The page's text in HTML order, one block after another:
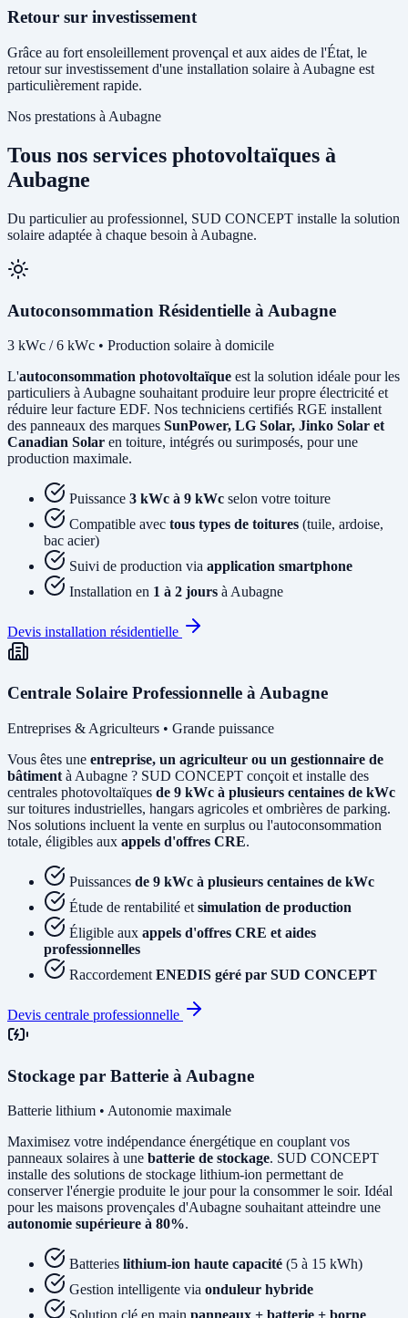
Retour sur investissement
Grâce au fort ensoleillement provençal et aux aides de l'État, le
retour sur investissement d'une installation solaire à Aubagne est
particulièrement rapide.
Nos prestations à Aubagne
Tous nos services photovoltaïques à
Aubagne
Du particulier au professionnel, SUD CONCEPT installe la solution
solaire adaptée à chaque besoin à Aubagne.
Autoconsommation Résidentielle à Aubagne
3 kWc / 6 kWc • Production solaire à domicile
L'autoconsommation photovoltaïque est la solution idéale pour les
particuliers à Aubagne souhaitant produire leur propre électricité et
réduire leur facture EDF. Nos techniciens certifiés RGE installent
des panneaux des marques SunPower, LG Solar, Jinko Solar et
Canadian Solar en toiture, intégrés ou surimposés, pour une
production maximale.
Puissance 3 kWc à 9 kWc selon votre toiture
Compatible avec tous types de toitures (tuile, ardoise,
bac acier)
Suivi de production via application smartphone
Installation en 1 à 2 jours à Aubagne
Devis installation résidentielle
Centrale Solaire Professionnelle à Aubagne
Entreprises & Agriculteurs • Grande puissance
Vous êtes une entreprise, un agriculteur ou un gestionnaire de
bâtiment à Aubagne ? SUD CONCEPT conçoit et installe des
centrales photovoltaïques de 9 kWc à plusieurs centaines de kWc
sur toitures industrielles, hangars agricoles et ombrières de parking.
Nos solutions incluent la vente en surplus ou l'autoconsommation
totale, éligibles aux appels d'offres CRE.
Puissances de 9 kWc à plusieurs centaines de kWc
Étude de rentabilité et simulation de production
Éligible aux appels d'offres CRE et aides
professionnelles
Raccordement ENEDIS géré par SUD CONCEPT
Devis centrale professionnelle
Stockage par Batterie à Aubagne
Batterie lithium • Autonomie maximale
Maximisez votre indépendance énergétique en couplant vos
panneaux solaires à une batterie de stockage. SUD CONCEPT
installe des solutions de stockage lithium-ion permettant de
conserver l'énergie produite le jour pour la consommer le soir. Idéal
pour les maisons provençales d'Aubagne souhaitant atteindre une
autonomie supérieure à 80%.
Batteries lithium-ion haute capacité (5 à 15 kWh)
Gestion intelligente via onduleur hybride